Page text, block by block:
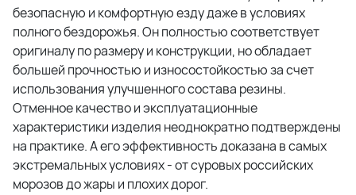
безопасную и комфортную езду даже в условиях
полного бездорожья. Он полностью соответствует
оригиналу по размеру и конструкции, но обладает
большей прочностью и износостойкостью за счет
использования улучшенного состава резины.
Отменное качество и эксплуатационные
характеристики изделия неоднократно подтверждены
на практике. А его эффективность доказана в самых
экстремальных условиях - от суровых российских
морозов до жары и плохих дорог.